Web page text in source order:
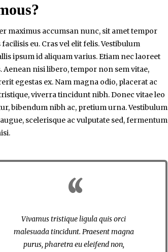
maximus accumsan nunc, sit amet tempor
facilisis eu. Cras vel elit felis. Vestibulum
ipsum id aliquam varius. Etiam nec laoreet
Aenean nisi libero, tempor non sem vitae,
egestas ex. Nam magna odio, placerat ac
viverra tincidunt nibh. Donec vitae leo
bibendum nibh ac, pretium urna. Vestibulum
scelerisque ac vulputate sed, fermentum
Vivamus tristique ligula quis orci
malesuada tincidunt. Praesent magna
purus, pharetra eu eleifend non,